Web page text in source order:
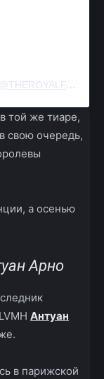
ПУБЛИКАЦИЯ ОТ THE ROYAL FAMILY (@THEROYALFAMILY)
той же тиаре,
свою очередь,
а осенью
Арно
Антуан
в парижской